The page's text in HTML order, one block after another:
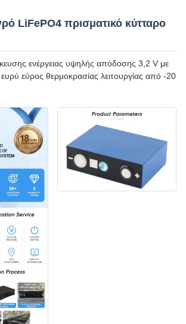
LiFePO4 πρισματικό κύτταρο
ενέργειας υψηλής απόδοσης 3,2 V με
εύρος θερμοκρασίας λειτουργίας από -20